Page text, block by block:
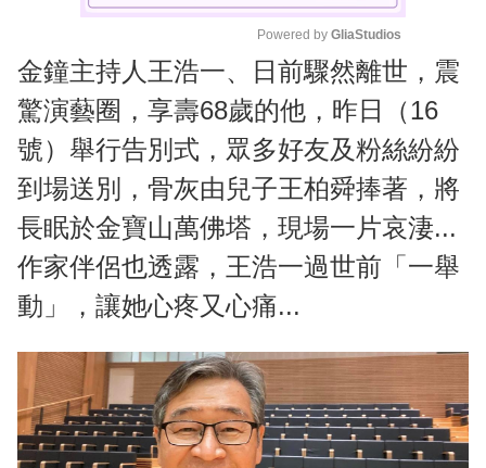
M
u
t
e
Powered by GliaStudios
金鐘主持人王浩一、日前驟然離世，震
驚演藝圈，享壽68歲的他，昨日（16
號）舉行告別式，眾多好友及粉絲紛紛
到場送別，骨灰由兒子王柏舜捧著，將
長眠於金寶山萬佛塔，現場一片哀淒...
作家伴侶也透露，王浩一過世前「一舉
動」，讓她心疼又心痛...